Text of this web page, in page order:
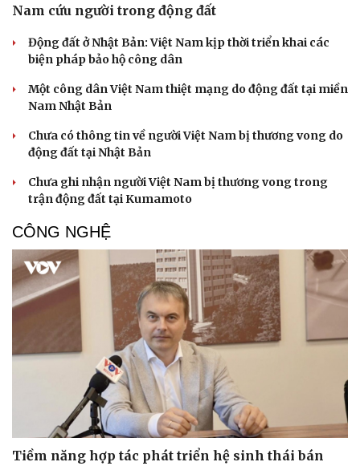
Nam cứu người trong động đất
Động đất ở Nhật Bản: Việt Nam kịp thời triển khai các
biện pháp bảo hộ công dân
Một công dân Việt Nam thiệt mạng do động đất tại miền
Nam Nhật Bản
Chưa có thông tin về người Việt Nam bị thương vong do
động đất tại Nhật Bản
Chưa ghi nhận người Việt Nam bị thương vong trong
trận động đất tại Kumamoto
CÔNG NGHỆ
Tiềm năng hợp tác phát triển hệ sinh thái bán